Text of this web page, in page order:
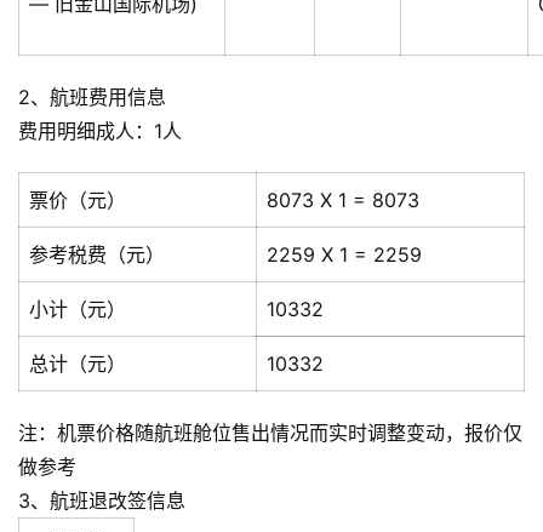
2、航班费用信息
费用明细成人：1人
票价（元） 8073 X 1 = 8073
参考税费（元） 2259 X 1 = 2259
小计（元） 10332
总计（元） 10332
注：机票价格随航班舱位售出情况而实时调整变动，报价仅
做参考
3、航班退改签信息